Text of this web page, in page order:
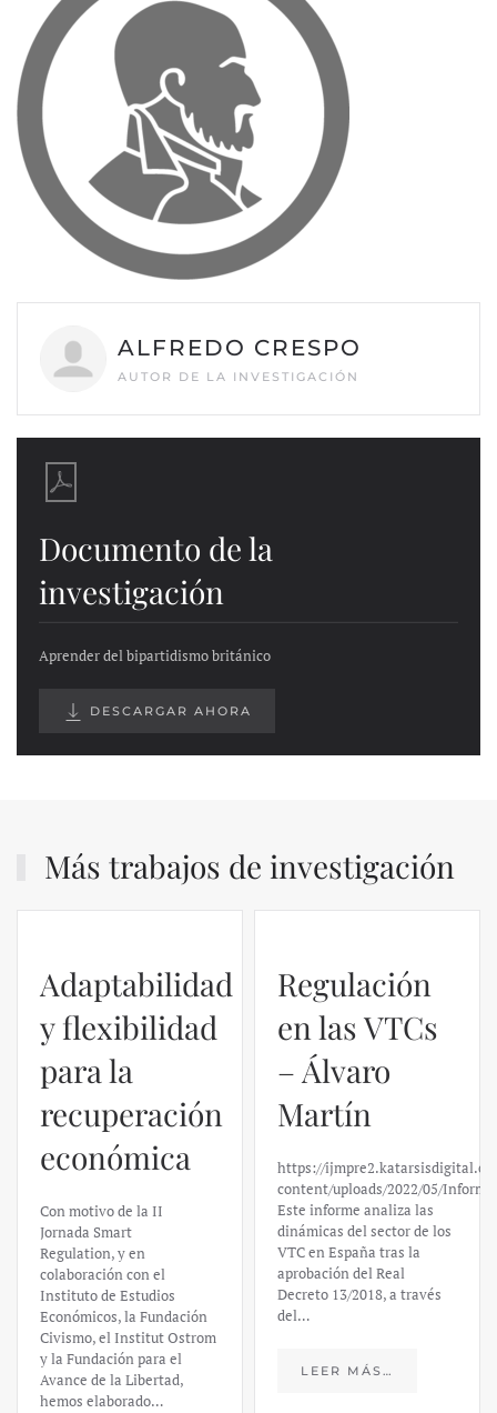
ALFREDO CRESPO
AUTOR DE LA INVESTIGACIÓN
Documento de la
investigación
Aprender del bipartidismo británico
DESCARGAR AHORA
Más trabajos de investigación
Adaptabilidad
y flexibilidad
para la
recuperación
económica
Con motivo de la II
Jornada Smart
Regulation, y en
colaboración con el
Instituto de Estudios
Económicos, la Fundación
Civismo, el Institut Ostrom
y la Fundación para el
Avance de la Libertad,
hemos elaborado…
Regulación
en las VTCs
– Álvaro
Martín
https://
content/uploads/2022/05/
Este informe analiza las
dinámicas del sector de los
VTC en España tras la
aprobación del Real
Decreto 13/2018, a través
del…
LEER MÁS…